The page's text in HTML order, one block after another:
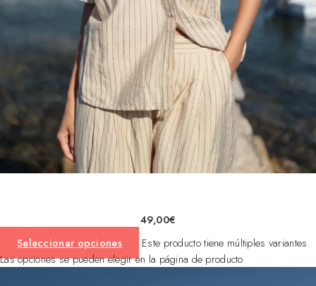
49,00€
Seleccionar opciones
Este producto tiene múltiples variantes.
Las opciones se pueden elegir en la página de producto